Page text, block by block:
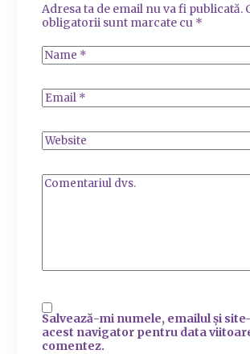
Adresa ta de email nu va fi publicată.
obligatorii sunt marcate cu *
Salvează-mi numele, emailul și
acest navigator pentru data
comentez.